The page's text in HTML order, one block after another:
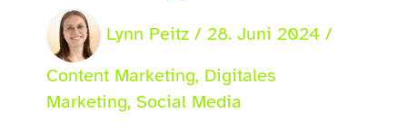
Lynn Peitz / 28. Juni 2024 /
Content Marketing, Digitales
Marketing, Social Media